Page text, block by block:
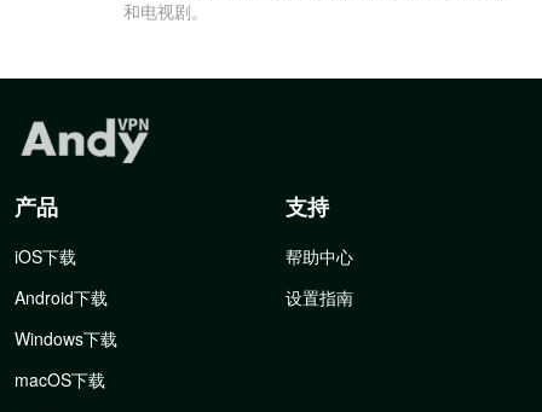
和电视剧。
产品
iOS下载
Android下载
Windows下载
macOS下载
支持
帮助中心
设置指南